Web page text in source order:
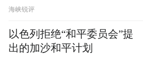
海峡锐评
以色列拒绝“和平委员会”提
出的加沙和平计划